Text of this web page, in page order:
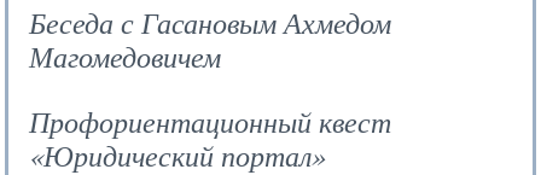
Беседа с Гасановым Ахмедом
Магомедовичем
Профориентационный квест
«Юридический портал»